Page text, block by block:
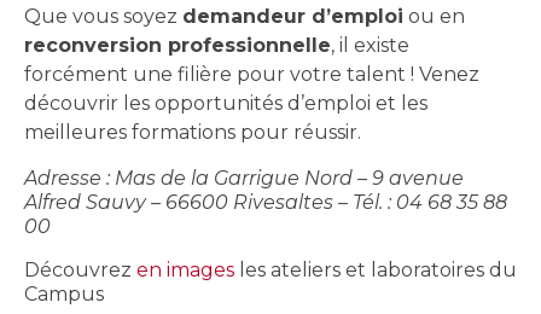
Que vous soyez demandeur d’emploi ou en
reconversion professionnelle, il existe
forcément une filière pour votre talent ! Venez
découvrir les opportunités d’emploi et les
meilleures formations pour réussir.
Adresse : Mas de la Garrigue Nord – 9 avenue
Alfred Sauvy – 66600 Rivesaltes – Tél. : 04 68 35 88
00
Découvrez en images les ateliers et laboratoires du
Campus